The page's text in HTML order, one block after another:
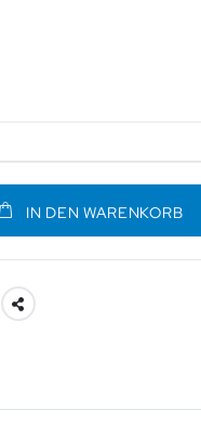
IN DEN WARENKORB